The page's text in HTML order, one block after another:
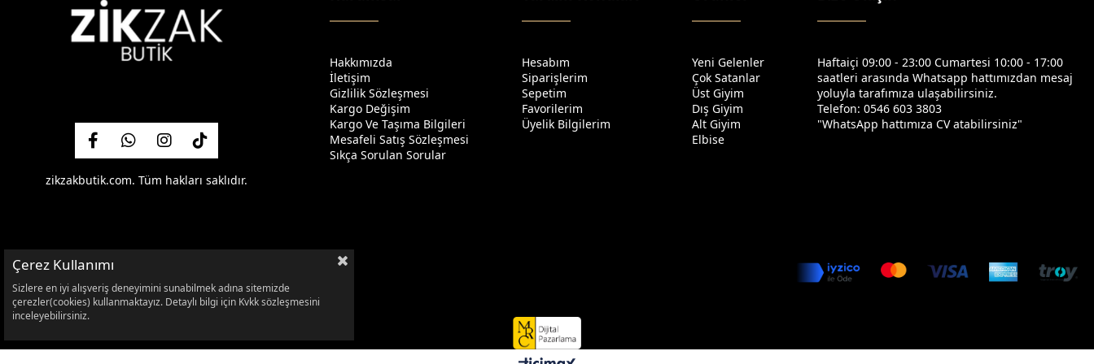
zikzakbutik.com. Tüm hakları saklıdır.
Hakkımızda
İletişim
Gizlilik Sözleşmesi
Kargo Değişim
Kargo Ve Taşıma Bilgileri
Mesafeli Satış Sözleşmesi
Sıkça Sorulan Sorular
Hesabım
Siparişlerim
Sepetim
Favorilerim
Üyelik Bilgilerim
Yeni Gelenler
Çok Satanlar
Üst Giyim
Dış Giyim
Alt Giyim
Elbise
Haftaiçi 09:00 - 23:00 Cumartesi 10:00 - 17:00
saatleri arasında Whatsapp hattımızdan mesaj
yoluyla tarafımıza ulaşabilirsiniz.
Telefon: 0546 603 3803
"WhatsApp hattımıza CV atabilirsiniz"
Çerez Kullanımı
Sizlere en iyi alışveriş deneyimini sunabilmek adına sitemizde
çerezler(cookies) kullanmaktayız. Detaylı bilgi için Kvkk sözleşmesini
inceleyebilirsiniz.